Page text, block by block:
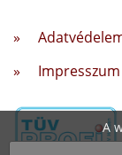
A
»
» Impresszum